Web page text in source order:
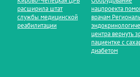
расширила штат
службы медицинской
реабилитации
нацпроекта
врачам
центра вернуть
пациентке с
диабетом